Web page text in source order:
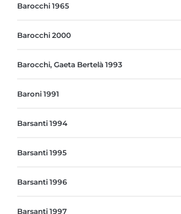
Barocchi 1965
Barocchi 2000
Barocchi, Gaeta Bertelà 1993
Baroni 1991
Barsanti 1994
Barsanti 1995
Barsanti 1996
Barsanti 1997